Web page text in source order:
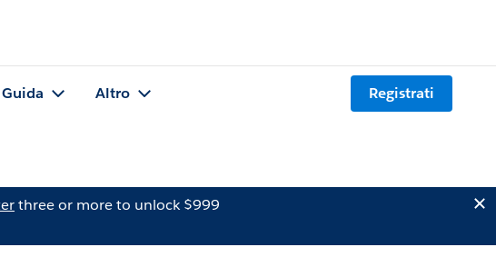
Guida Altro Registrati
three or more to unlock $999